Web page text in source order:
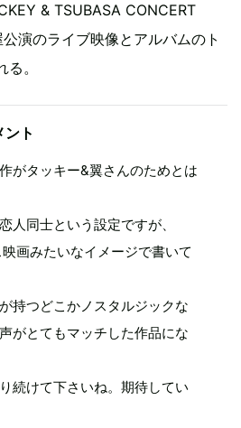
& TSUBASA CONCERT
演のライブ映像とアルバムのト
。
ント
がタッキー&翼さんのためとは
人同士という設定ですが、
画みたいなイメージで書いて
持つどこかノスタルジックな
がとてもマッチした作品にな
続けて下さいね。期待してい